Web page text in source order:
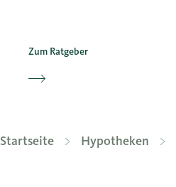
Zum Ratgeber
Startseite Hypotheken